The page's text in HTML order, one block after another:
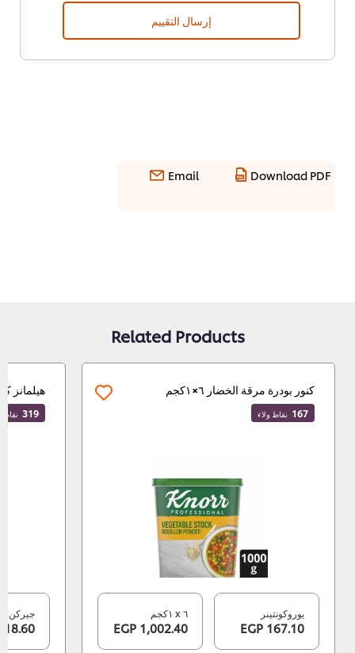
إرسال التقييم
Download PDF
Email
Related Products
كنور بودرة مرقة الخضار ٦×١كجم
167 نقاط ولاء
يوروكونتينر
167.10 EGP
1,002.40 EGP
هيلمانز
319 نقاط ولاء
جيركن
318.60 EGP